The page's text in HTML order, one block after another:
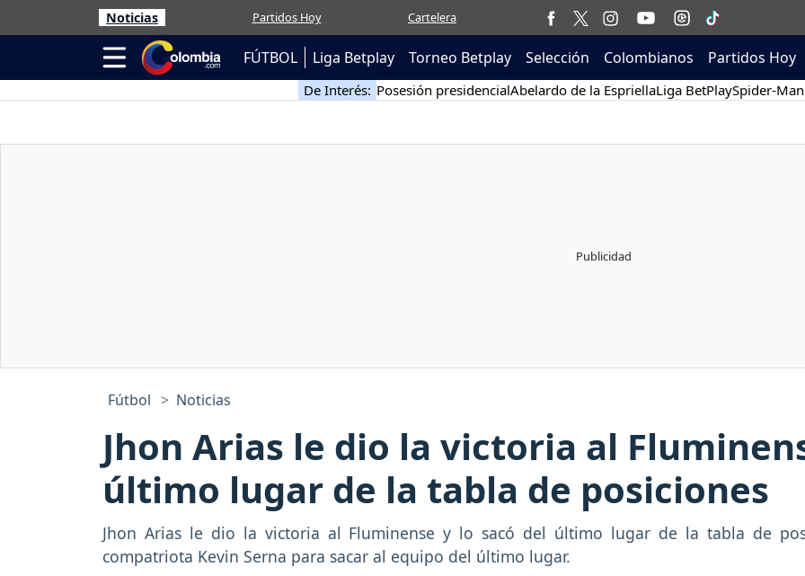
Noticias Partidos Hoy Cartelera
FÚTBOL Liga Betplay Torneo Betplay Selección Colombianos Partidos Hoy
De Interés: Posesión presidencialAbelardo de la EspriellaLiga BetPlaySpider-Man
Fútbol Noticias
Jhon Arias le dio la victoria al
último lugar de la tabla de posiciones
Jhon Arias le dio la victoria al Fluminense y lo sacó del último lugar de la tabla de
compatriota Kevin Serna para sacar al equipo del último lugar.